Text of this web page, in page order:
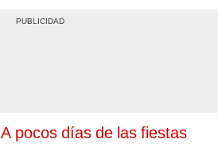
A pocos días de las fiestas